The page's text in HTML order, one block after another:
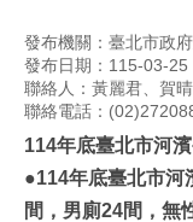
發布機關：臺北市政
發布日期：115-03-25
聯絡人：黃麗君、賀晴
聯絡電話：
114年底臺北市河
●114年底臺北市河
間，男廁24間，無